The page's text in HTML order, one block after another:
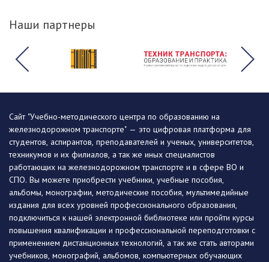
Наши партнеры
Сайт "Учебно-методического центра по образованию на
железнодорожном транспорте" — это цифровая платформа для
студентов, аспирантов, преподавателей и ученых, университетов,
техникумов и их филиалов, а так же иных специалистов
работающих на железнодорожном транспорте и в сфере ВО и
СПО. Вы можете приобрести учебники, учебные пособия,
альбомы, монографии, методические пособия, мультимедийные
издания для всех уровней профессионального образования,
подключиться к нашей электронной библиотеке или пройти курсы
повышения квалификации и профессиональной переподготовки с
применением дистанционных технологий, а так же стать авторами
учебников, монографий, альбомов, компьютерных обучающих